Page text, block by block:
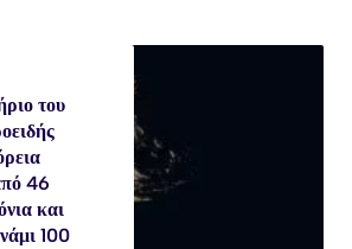
του
46
και
100